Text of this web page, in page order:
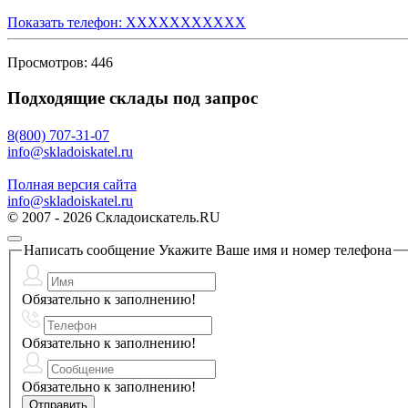
Показать телефон: XXXXXXXXXXX
Просмотров: 446
Подходящие склады под запрос
8(800) 707-31-07
info@skladoiskatel.ru
Полная версия сайта
info@skladoiskatel.ru
© 2007 - 2026 Складоискатель.RU
Написать сообщение Укажите Ваше имя и номер телефона
Обязательно к заполнению!
Обязательно к заполнению!
Обязательно к заполнению!